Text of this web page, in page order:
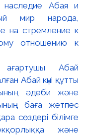
Абай
Абай күні құтты
әдеби және
баға жетпес
сөздері білімге
және